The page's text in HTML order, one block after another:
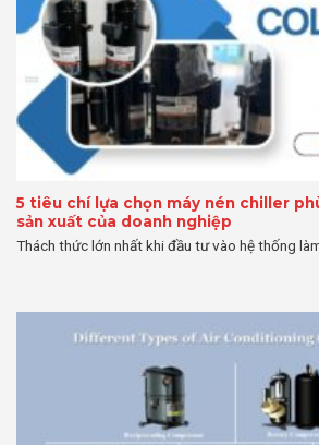
5 tiêu chí lựa chọn máy nén chiller
sản xuất của doanh nghiệp
Thách thức lớn nhất khi đầu tư vào hệ thống